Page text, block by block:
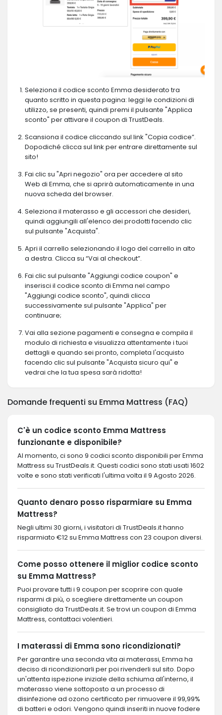
Seleziona il codice sconto Emma desiderato tra
quanto scritto in questa pagina: leggi le condizioni di
utilizzo, se presenti, quindi premi il pulsante "Applica
sconto" per attivare il coupon di TrustDeals.
Scansiona il codice cliccando sul link "Copia codice”.
Dopodiché clicca sul link per entrare direttamente sul
sito!
Fai clic su "Apri negozio" ora per accedere al sito
Web di Emma, ​​che si aprirà automaticamente in una
nuova scheda del browser.
Seleziona il materasso e gli accessori che desideri,
quindi aggiungili all'elenco dei prodotti facendo clic
sul pulsante "Acquista".
Apri il carrello selezionando il logo del carrello in alto
a destra. Clicca su “Vai al checkout”.
Fai clic sul pulsante "Aggiungi codice coupon" e
inserisci il codice sconto di Emma nel campo
"Aggiungi codice sconto", quindi clicca
successivamente sul pulsante "Applica" per
continuare;
Vai alla sezione pagamenti e consegna e compila il
modulo di richiesta e visualizza attentamente i tuoi
dettagli e quando sei pronto, completa l'acquisto
facendo clic sul pulsante "Acquista sicuro qui" e
vedrai che la tua spesa sarà ridotta!
Domande frequenti su Emma Mattress (FAQ)
C'è un codice sconto Emma Mattress
funzionante e disponibile?
Al momento, ci sono 9 codici sconto disponibili per Emma
Mattress su TrustDeals.it. Questi codici sono stati usati 1602
volte e sono stati verificati l'ultima volta il 9 Agosto 2026.
Quanto denaro posso risparmiare su Emma
Mattress?
Negli ultimi 30 giorni, i visitatori di TrustDeals.it hanno
risparmiato €12 su Emma Mattress con 23 coupon diversi.
Come posso ottenere il miglior codice sconto
su Emma Mattress?
Puoi provare tutti i 9 coupon per scoprire con quale
risparmi di più, o scegliere direttamente un coupon
consigliato da TrustDeals.it. Se trovi un coupon di Emma
Mattress, contattaci volentieri.
I materassi di Emma sono ricondizionati?
Per garantire una seconda vita ai materassi, Emma ha
deciso di ricondizionarli per poi rivenderli sul sito. Dopo
un'attenta ispezione iniziale della schiuma all'interno, il
materasso viene sottoposto a un processo di
disinfezione ad ozono certificato per rimuovere il 99,99%
di batteri e odori. Vengono quindi inseriti in nuove fodere